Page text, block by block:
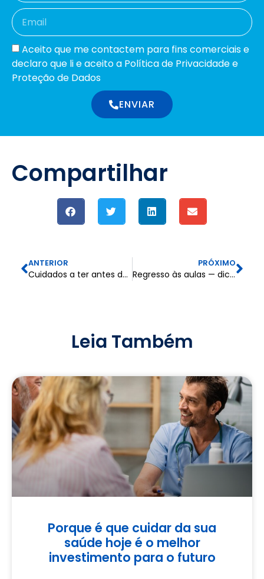
Aceito que me contactem para fins comerciais e
declaro que li e aceito a Política de Privacidade e
Proteção de Dados
ENVIAR
Compartilhar
ANTERIOR
Cuidados a ter antes de viajar: como garantir umas férias seguras e sem imprevistos
PRÓXIMO
Regresso às aulas — dicas para preparar a nova etapa comserenidade
Leia Também
Porque é que cuidar da sua
saúde hoje é o melhor
investimento para o futuro